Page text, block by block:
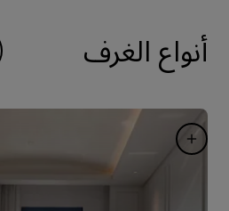
أنواع الغرف